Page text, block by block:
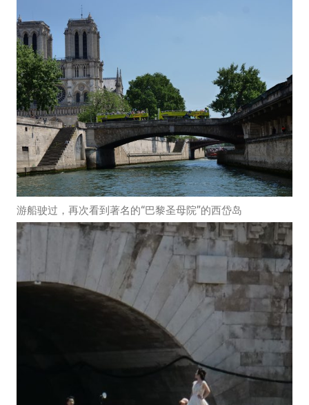
游船驶过，再次看到著名的“巴黎圣母院”的西岱岛